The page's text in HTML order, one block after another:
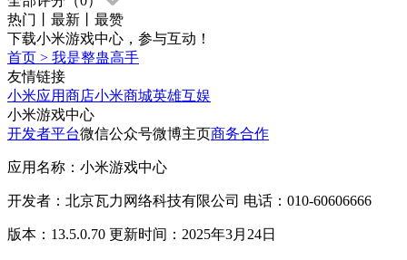
热门
最新
最赞
下载小米游戏中心，参与互动！
首页 > 我是整蛊高手
友情链接
小米应用商店小米商城英雄互娱
小米游戏中心
开发者平台微信公众号微博主页商务合作
应用名称：小米游戏中心
开发者：北京瓦力网络科技有限公司 电话：010-60606666
版本：13.5.0.70 更新时间：2025年3月24日